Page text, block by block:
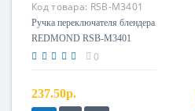
Код товара: RSB-M3401
Ручка переключателя
Ручка переключателя блендера
REDMOND RSB-M3401
0
237.50р.